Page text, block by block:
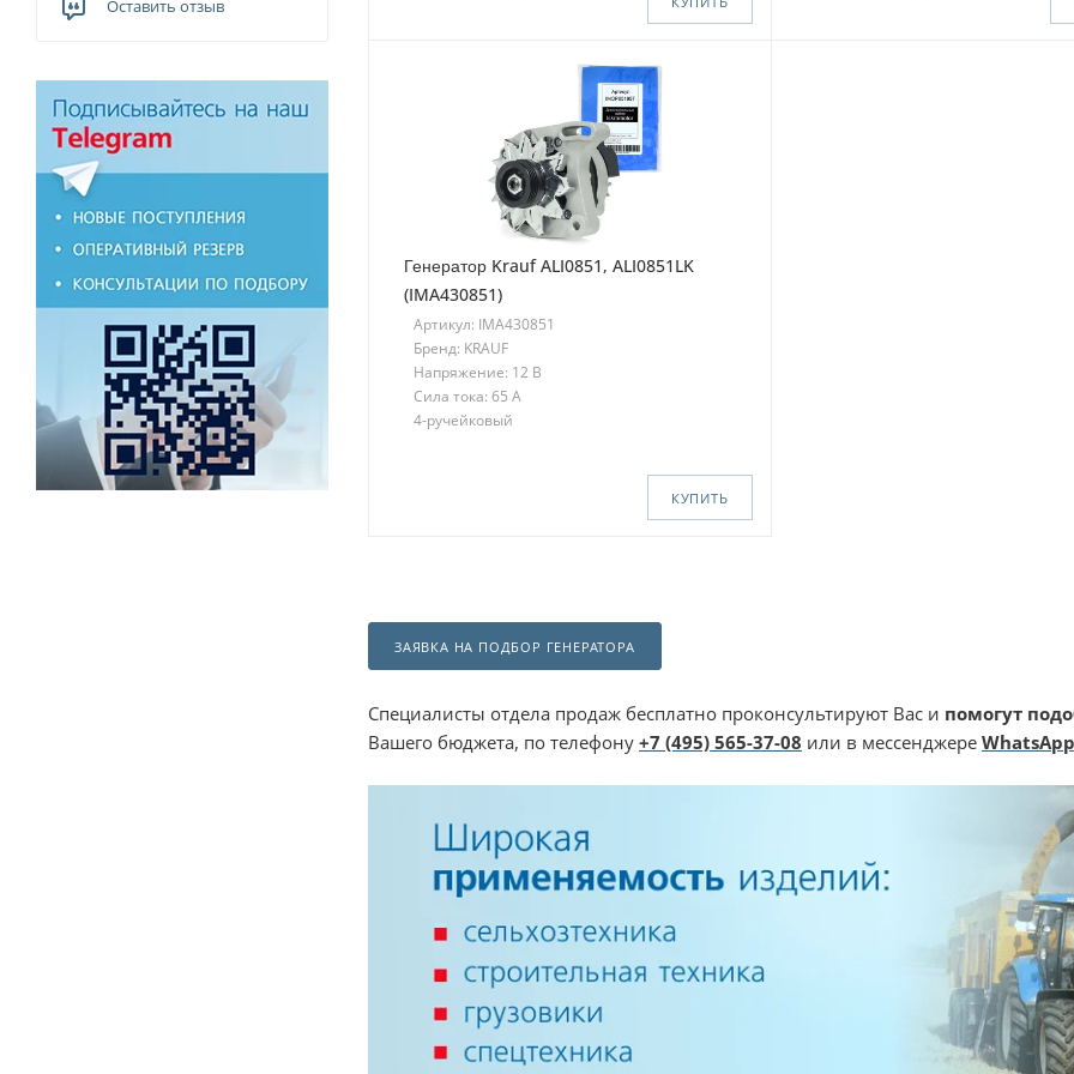
Генератор Krauf ALI0851, ALI0851LK
(IMA430851)
Артикул: IMA430851
Бренд: KRAUF
Напряжение: 12 В
Сила тока: 65 A
4-ручейковый
КУПИТЬ
ЗАЯВКА НА ПОДБОР ГЕНЕРАТОРА
Специалисты отдела продаж бесплатно проконсультируют Вас и помогут
Вашего бюджета, по телефону +7 (495) 565-37-08 или в мессенджере WhatsApp
Оставить отзыв